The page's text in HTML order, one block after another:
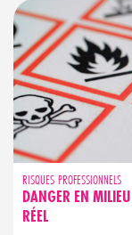
RISQUES PROFESSIONNELS
DANGER EN
RÉEL